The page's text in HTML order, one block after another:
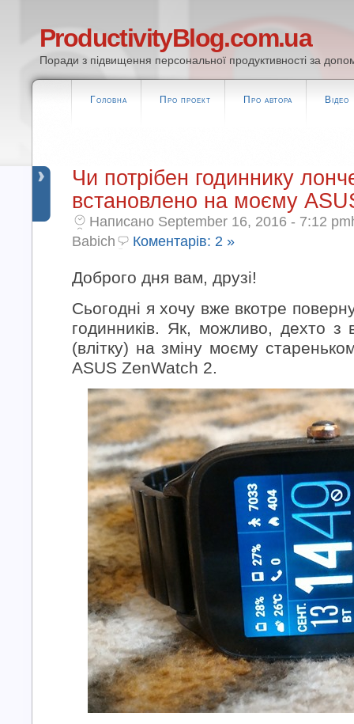
ProductivityBlog.com.ua
Поради з підвищення персональної продуктивності за
Головна Про проект Про автора Відео
Чи потрібен годиннику
встановлено на моєму
Написано September 16, 2016 - 7:12
Babich
Коментарів: 2 »
Доброго дня вам, друзі!
Сьогодні я хочу вже вкотре
годинників. Як, можливо, дехто з
(влітку) на зміну моєму
ASUS ZenWatch 2.